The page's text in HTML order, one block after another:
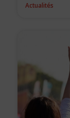
Actualités